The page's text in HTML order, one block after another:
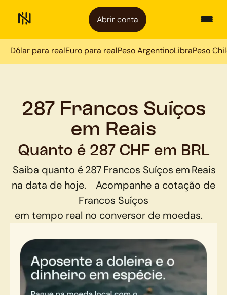
Abrir conta
Dólar para realEuro para realPeso ArgentinoLibraPeso
287 Francos Suíços
em Reais
Quanto é 287 CHF em BRL
Saiba quanto é287Francos Suíços emReais
na data de hoje.
Acompanhe a cotação de
Francos Suíços
em tempo real no conversor de moedas.